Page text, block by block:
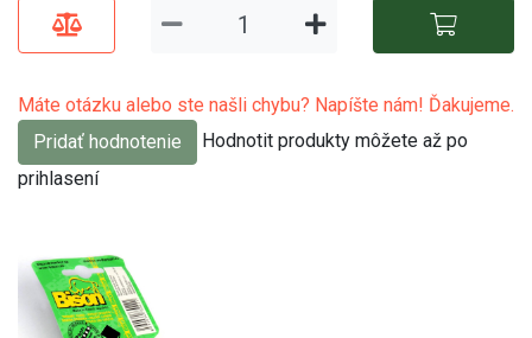
Máte otázku alebo ste našli chybu? Napíšte nám! Ďakujeme.
Pridať hodnotenie
Hodnotit produkty môžete až po
prihlasení